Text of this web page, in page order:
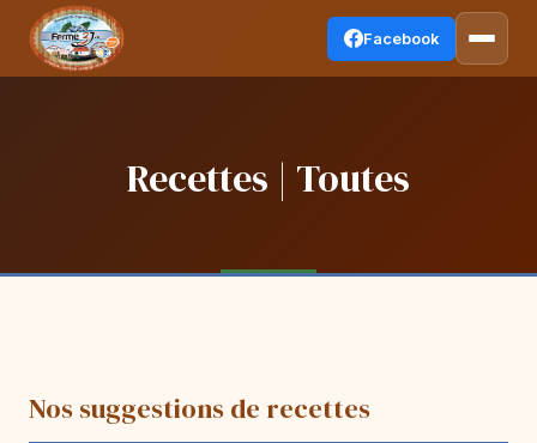
Facebook
Recettes | Toutes
Nos suggestions de recettes